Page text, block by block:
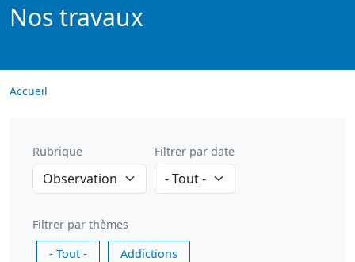
Nos travaux
Accueil
Rubrique Filtrer par date
Filtrer par thèmes
- Tout -
Addictions